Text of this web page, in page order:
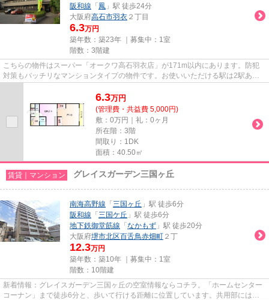
阪和線 「 鳳 」駅 徒歩24分
大阪府高石市羽衣 ２丁目
6.3万円
築年数：築23年 ｜募集中： 1室
階数：3階建
こちらの物件はスーパー「オークワ高石羽衣店」が171m以内にあります。防犯
対策もバッチリなマンションタイプの物件です。お使いいただける駅は2駅あ
6.3万円
(管理費・共益費 5,000円)
敷：0万円｜礼：0ヶ月
所在階：3階
間取り：1DK
面積：40.50㎡
賃貸｜マンション グレイスガーデン三国ヶ丘
南海高野線 「 三国ヶ丘 」駅 徒歩6分
阪和線 「 三国ケ丘 」駅 徒歩6分
地下鉄御堂筋線 「 なかもず 」駅 徒歩20分
大阪府堺市北区百舌鳥赤畑町 ２丁
12.3万円
築年数：築10年 ｜募集中： 1室
階数：10階建
新着情報：グレイスガーデン三国ヶ丘の空室情報ならコチラ。「ホームセンター
コーナン」まで徒歩6分と、歩いて行ける距離に位置しています。共用部にはエ